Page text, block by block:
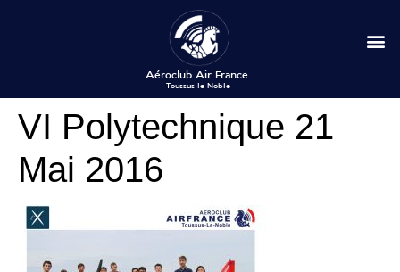
VI Polytechnique 21
Mai 2016